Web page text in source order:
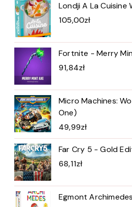
Londji A La Cuisine
105,00zł
Fortnite - Merry
91,84zł
Micro Machines:
One)
49,99zł
Far Cry 5 - Gold
68,11zł
Egmont Archimedes